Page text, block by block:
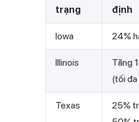
trạng
định
Iowa 24%
Illinois
Tăng
(tối
Texas
25%